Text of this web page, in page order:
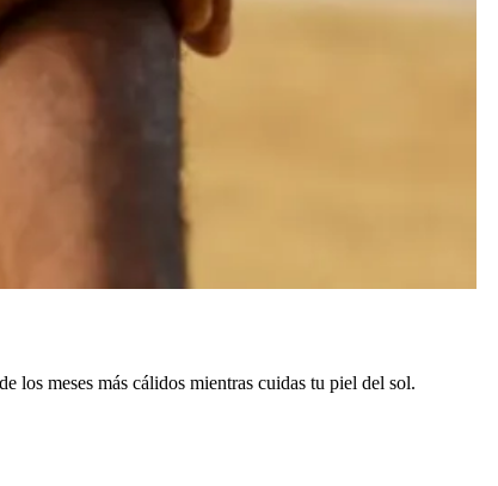
los meses más cálidos mientras cuidas tu piel del sol.